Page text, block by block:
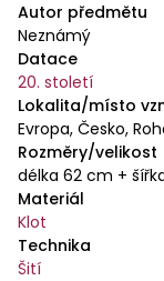
předkreslení
fialové, růžové,
zástěry, které
výšivky stejného
ručně, jinak je
Autor předmětu
Neznámý
Datace
20. století
Lokalita/místo
Evropa, Česko,
Rozměry/velikost
délka 62 cm +
Materiál
Klot
Technika
Šití